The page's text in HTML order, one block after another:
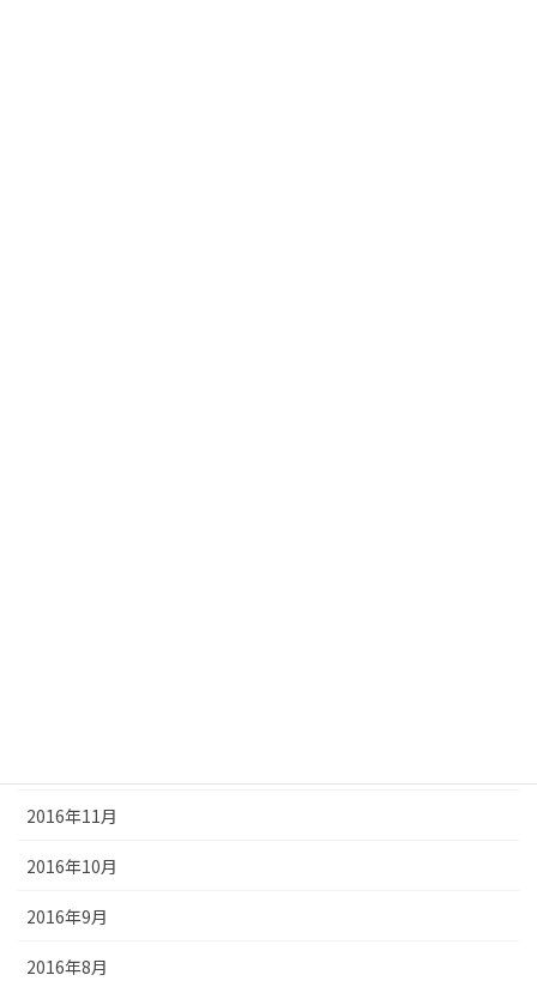
2016年11月
2016年10月
2016年9月
2016年8月